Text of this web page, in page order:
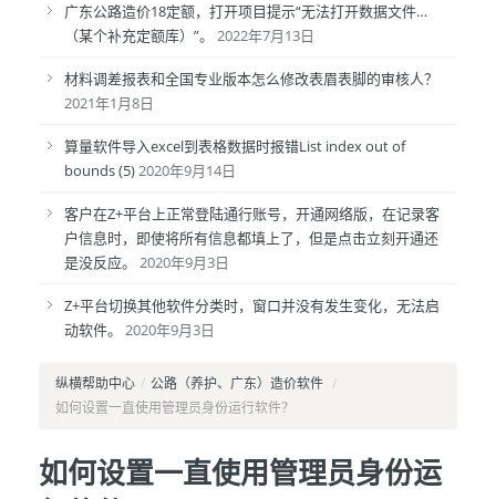
广东公路造价18定额，打开项目提示“无法打开数据文件…
（某个补充定额库）”。
2022年7月13日
材料调差报表和全国专业版本怎么修改表眉表脚的审核人？
2021年1月8日
算量软件导入excel到表格数据时报错List index out of
bounds (5)2020年9月14日
客户在Z+平台上正常登陆通行账号，开通网络版，在记录客
户信息时，即使将所有信息都填上了，但是点击立刻开通还
是没反应。
2020年9月3日
Z+平台切换其他软件分类时，窗口并没有发生变化，无法启
动软件。
2020年9月3日
纵横帮助中心 / 公路（养护、广东）造价软件 /
如何设置一直使用管理员身份运行软件？
如何设置一直使用管理员身份运